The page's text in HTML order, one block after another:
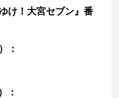
！大宮セブン』番
：
：